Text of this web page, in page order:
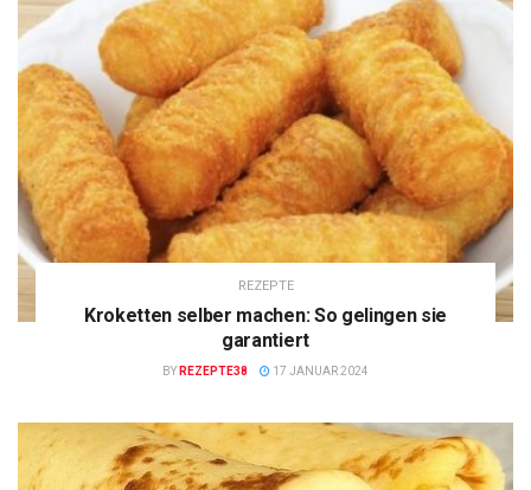
REZEPTE
Kroketten selber machen: So gelingen sie
garantiert
BY REZEPTE38 17 JANUAR 2024